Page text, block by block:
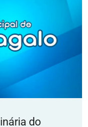
do